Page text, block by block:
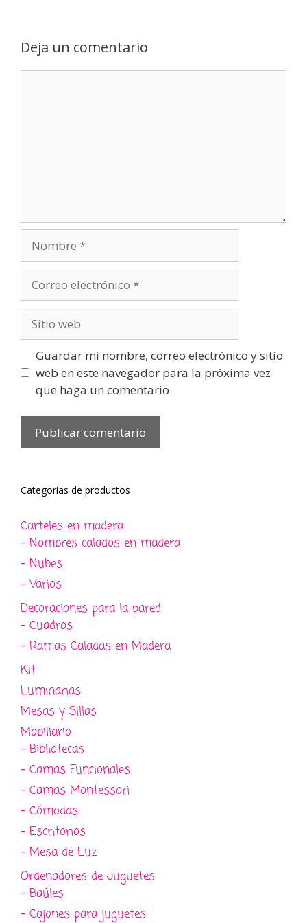
Deja un comentario
electrónico
web
Guardar mi nombre, correo electrónico y sitio
web en este navegador para la próxima vez
que haga un comentario.
Categorías de productos
Carteles en madera
- Nombres calados en madera
- Nubes
- Varios
Decoraciones para la pared
- Cuadros
- Ramas Caladas en Madera
Kit
Luminarias
Mesas y Sillas
Mobiliario
- Bibliotecas
- Camas Funcionales
- Camas Montessori
- Cómodas
- Escritorios
- Mesa de Luz
Ordenadores de Juguetes
- Baúles
- Cajones para juguetes